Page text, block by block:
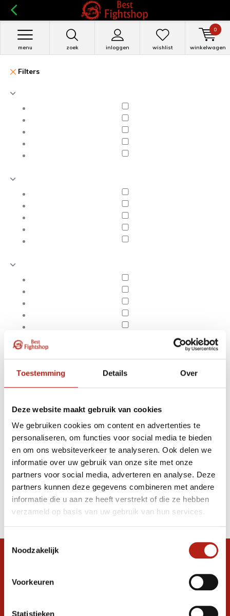
Toestemming Details Over
Deze website maakt gebruik van cookies
We gebruiken cookies om content en advertenties te
personaliseren, om functies voor social media te bieden
en om ons websiteverkeer te analyseren. Ook delen we
informatie over uw gebruik van onze site met onze
partners voor social media, adverteren en analyse. Deze
partners kunnen deze gegevens combineren met andere
informatie die u aan ze heeft verstrekt of die ze hebben
verzameld op basis van uw gebruik van hun services.
Toestemmingsselectie
Noodzakelijk
Voorkeuren
Statistieken
zoek inloggen
menu wishlist winkelwagen
0
Filters
Apply filters
Producten getagd met
Advantage Light heren
kruisbeschermer
Producten
Filter
Stel je vraag in de chat, en we helpen je
graag verder. 24/7
Volg ons